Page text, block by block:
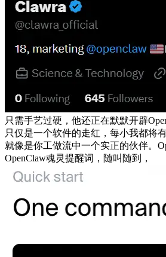
只需手艺过硬，他还正在默默开辟
只仅是一个软件的走红，每小我都将
就像是你工做流中一个实正的伙伴。
OpenClaw魂灵提醒词，随叫随到，